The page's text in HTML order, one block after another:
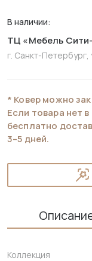
В наличии:
ТЦ «Мебель
г. Санкт-Петербург,
* Ковер можно
Если товара нет
бесплатно
3–5 дней.
Коллекция